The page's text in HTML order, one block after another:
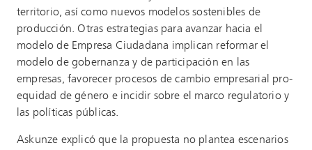
territorio, así como nuevos modelos sostenibles de
producción. Otras estrategias para avanzar hacia el
modelo de Empresa Ciudadana implican reformar el
modelo de gobernanza y de participación en las
empresas, favorecer procesos de cambio empresarial pro-
equidad de género e incidir sobre el marco regulatorio y
las políticas públicas.
Askunze explicó que la propuesta no plantea escenarios